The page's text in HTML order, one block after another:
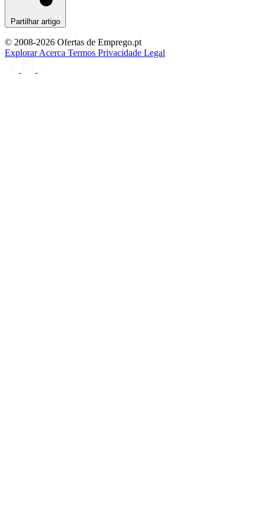
Partilhar artigo
© 2008-2026 Ofertas de Emprego.pt
ExplorarAcerca Termos Privacidade Legal